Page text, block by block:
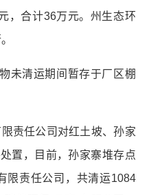
，合计36万元。州生态环
未清运期间暂存于厂区棚
责任公司对红土坡、孙家
置，目前，孙家寨堆存点
限责任公司，共清运1084